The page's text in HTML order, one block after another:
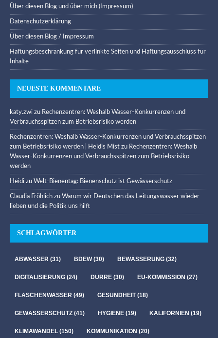
Über diesen Blog und über mich (Impressum)
Datenschutzerklärung
Über diesen Blog / Impressum
Haftungsbeschränkung für verlinkte Seiten und Haftungsausschluss für
Inhalte
NEUESTE KOMMENTARE
katy.zwi zu Rechenzentren: Weshalb Wasser-Konkurrenzen und
Verbrauchsspitzen zum Betriebsrisiko werden
Rechenzentren: Weshalb Wasser-Konkurrenzen und Verbrauchsspitzen
zum Betriebsrisiko werden | Heidis Mist zu Rechenzentren: Weshalb
Wasser-Konkurrenzen und Verbrauchsspitzen zum Betriebsrisiko
werden
Heidi zu Welt-Bienentag: Bienenschutz ist Gewässerschutz
Claudia Fröhlich zu Warum wir Deutschen das Leitungswasser wieder
lieben und die Politik uns hilft
SCHLAGWÖRTER
ABWASSER (31) BDEW(30) BEWÄSSERUNG (32)
DIGITALISIERUNG (24) DÜRRE (30) EU-KOMMISSION (27)
FLASCHENWASSER (49) GESUNDHEIT(18)
GEWÄSSERSCHUTZ (41) HYGIENE (19) KALIFORNIEN (19)
KLIMAWANDEL (150) KOMMUNIKATION (20)